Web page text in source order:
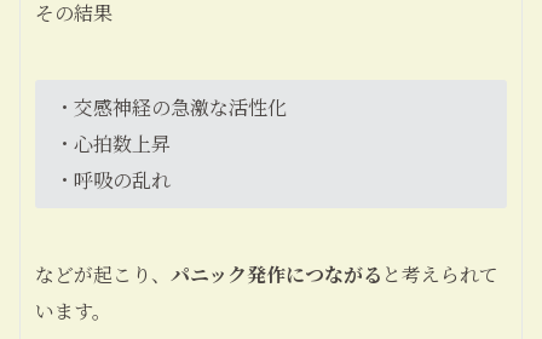
その結果
・交感神経の急激な活性化
・心拍数上昇
・呼吸の乱れ
などが起こり、 パニック発作につながる と考えられて
います。